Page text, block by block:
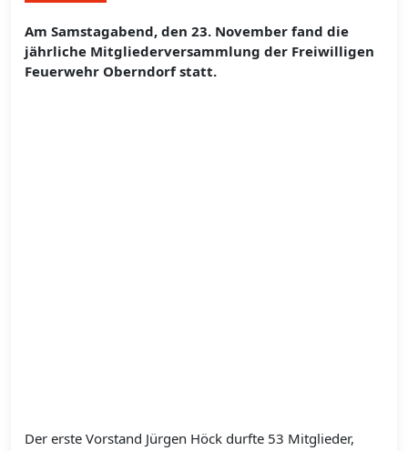
Am Samstagabend, den 23. November fand die
jährliche Mitgliederversammlung der Freiwilligen
Feuerwehr Oberndorf statt.
Der erste Vorstand Jürgen Höck durfte 53 Mitglieder,